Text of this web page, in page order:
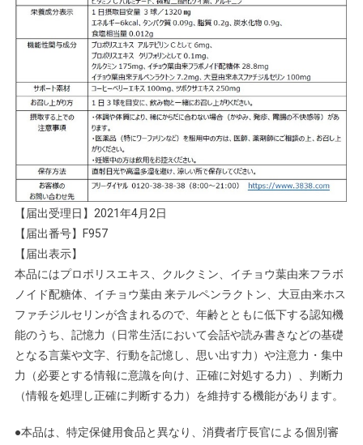
【届出受理日】2021年4月2日
【届出番号】F957
【届出表示】
本品にはプロポリスエキス、クルクミン、イチョウ葉由来フラボ
ノイド配糖体、イチョウ葉由 来テルペンラクトン、大豆由来ホス
ファチジルセリンが含まれるので、年齢とともに低下する認知機
能のうち、記憶力（日常生活において会話や読み書きなどの基礎
となる言葉や文字、行動を記憶し、思い出す力）や注意力・集中
力（必要とする情報に意識を向け、正確に対処する力）、判断力
（情報を処理し正確に判断する力）を維持する機能があります。
●本品は、特定保健用食品と異なり、消費者庁長官による個別審